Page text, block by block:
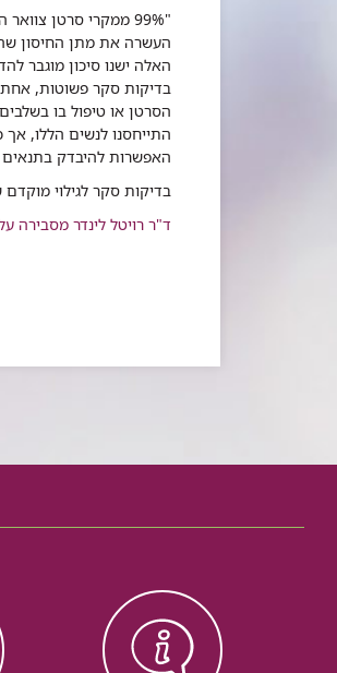
"99% ממקרי סרטן
העשרה את מתן החיסון
האלה ישנו סיכון מוגבר
בדיקות סקר פשוטות, אחת
התייחסנו לנשים הללו,
האפשרות להיבדק
בדיקות סקר לגילוי
ד"ר רויטל לינדר מסבירה על